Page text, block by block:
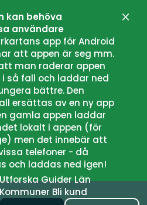
kan behöva
användare
app för Android
att appen är seg mm.
man raderar appen
så fall och laddar ned
bättre. Den
ersättas av en ny app
gamla appen laddar
lokalt i appen (för
men det innebär att
telefoner - då
och laddas ned igen!
UtforskaGuiderLän
Kommuner Bli kund